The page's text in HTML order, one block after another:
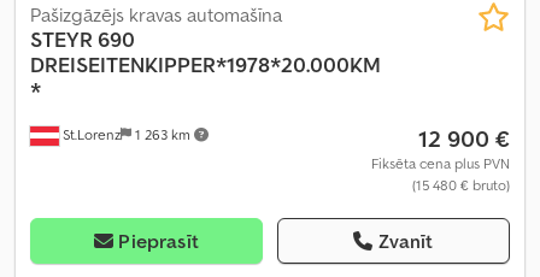
St.Lorenz 1 263 km
Pašizgāzējs kravas automašīna
STEYR 690
DREISEITENKIPPER*1978*20.000KM
*
12 900 €
Fiksēta cena plus PVN
(15 480 € bruto)
Pieprasīt Zvanīt